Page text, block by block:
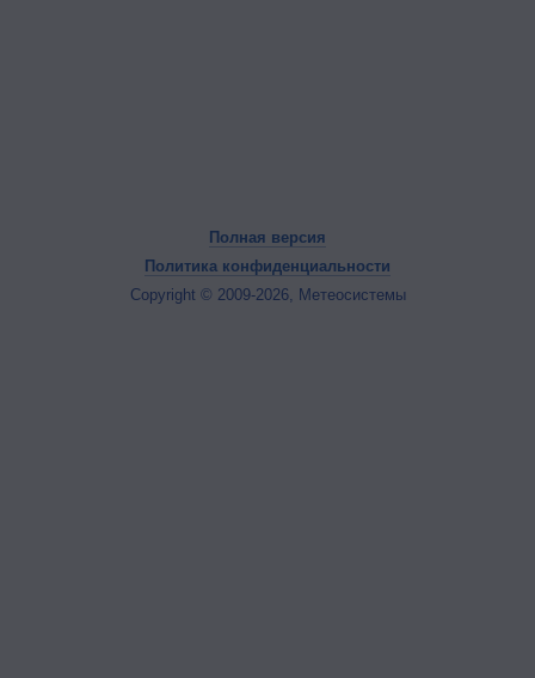
Полная версия
Политика конфиденциальности
Copyright © 2009-2026, Метеосистемы